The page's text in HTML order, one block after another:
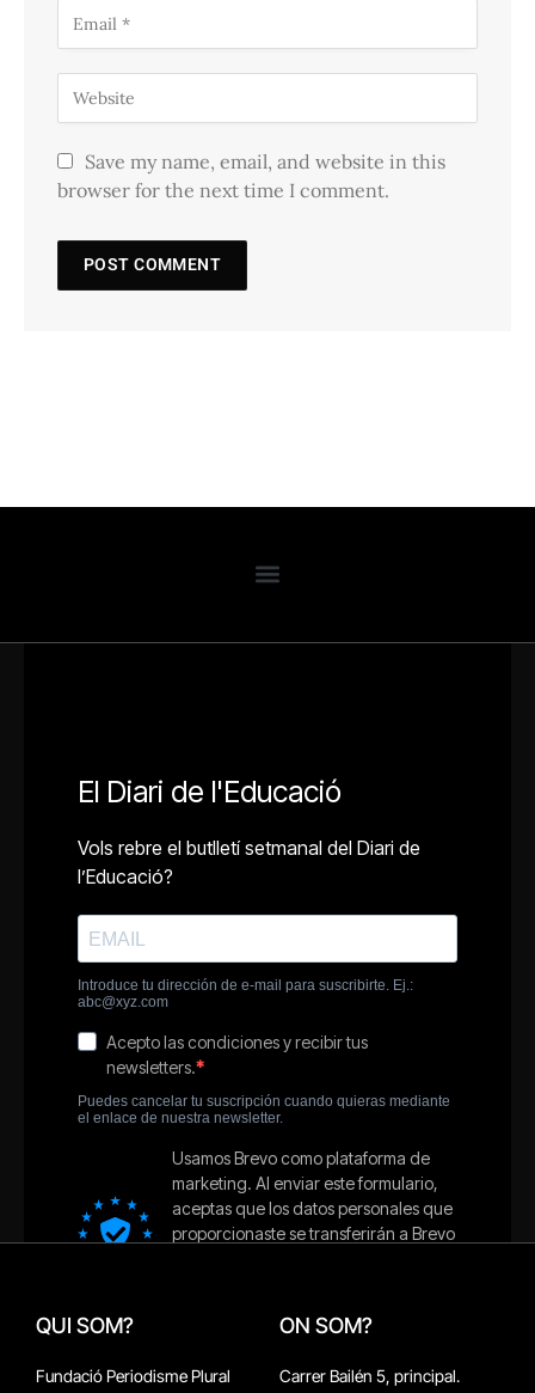
Save my name, email, and website in this
browser for the next time I comment.
QUI SOM?
Fundació Periodisme Plural
ON SOM?
Carrer Bailén 5, principal.